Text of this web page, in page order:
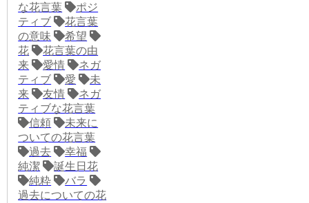
な花言葉
ポジ
ティブ
花言葉
の意味
希望
花
花言葉の由
来
愛情
ネガ
ティブ
愛
未
来
友情
ネガ
ティブな花言葉
信頼
未来に
ついての花言葉
過去
幸福
純潔
誕生日花
純粋
バラ
過去についての花